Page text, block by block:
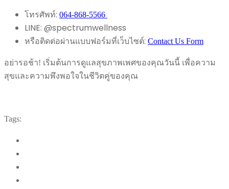
โทรศัพท์: 064-868-5566
LINE: @spectrumwellness
หรือติดต่อผ่านแบบฟอร์มที่เว็บไซต์: Contact Us Form
อย่ารอช้า! เริ่มต้นการดูแลสุขภาพเพศของคุณวันนี้ เพื่อความ
สุขและความพึงพอใจในชีวิตคู่ของคุณ
Tags: